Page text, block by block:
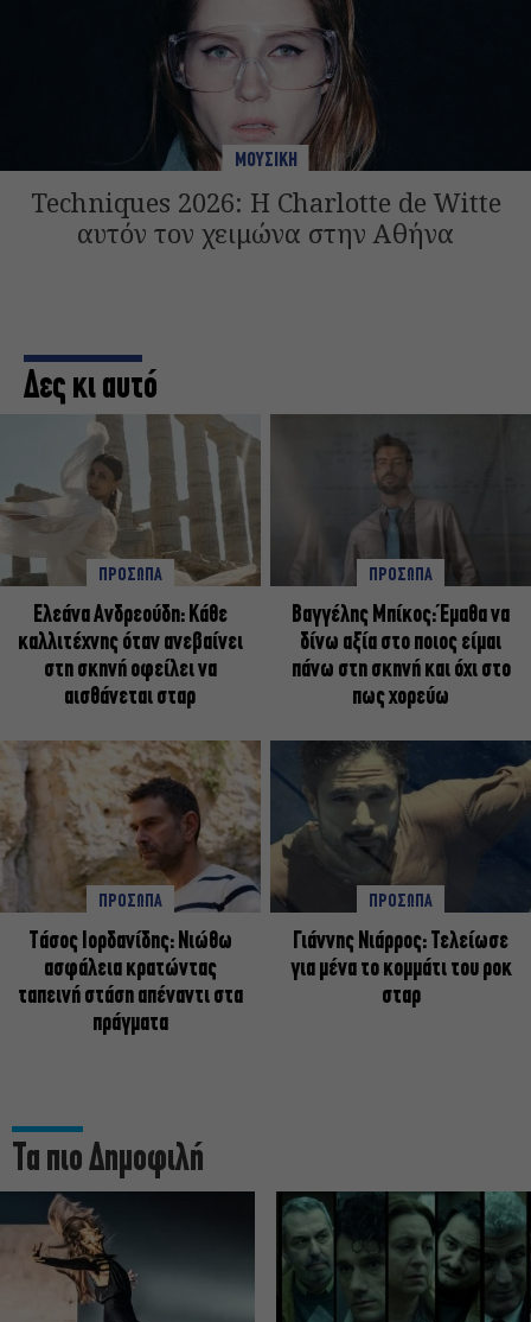
ΜΟΥΣΙΚΗ
Techniques 2026: Η Charlotte de Witte
αυτόν τον χειμώνα στην Αθήνα
Δες κι αυτό
ΠΡΟΣΩΠΑ
Ελεάνα Ανδρεούδη: Κάθε
καλλιτέχνης όταν ανεβαίνει
στη σκηνή οφείλει να
αισθάνεται σταρ
ΠΡΟΣΩΠΑ
Βαγγέλης Μπίκος: Έμαθα να
δίνω αξία στο ποιος είμαι
πάνω στη σκηνή και όχι στο
πως χορεύω
ΠΡΟΣΩΠΑ
Tάσος Ιορδανίδης: Νιώθω
ασφάλεια κρατώντας
ταπεινή στάση απέναντι στα
πράγματα
ΠΡΟΣΩΠΑ
Γιάννης Νιάρρος: Τελείωσε
για μένα το κομμάτι του ροκ
σταρ
Τα πιο Δημοφιλή